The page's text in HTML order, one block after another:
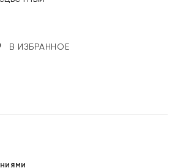
В ИЗБРАННОЕ